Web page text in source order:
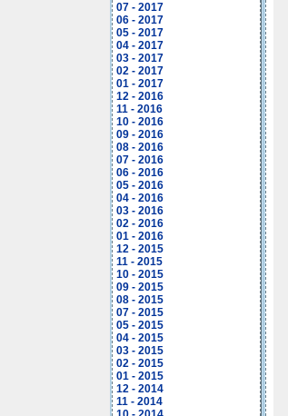
07 - 2017
06 - 2017
05 - 2017
04 - 2017
03 - 2017
02 - 2017
01 - 2017
12 - 2016
11 - 2016
10 - 2016
09 - 2016
08 - 2016
07 - 2016
06 - 2016
05 - 2016
04 - 2016
03 - 2016
02 - 2016
01 - 2016
12 - 2015
11 - 2015
10 - 2015
09 - 2015
08 - 2015
07 - 2015
05 - 2015
04 - 2015
03 - 2015
02 - 2015
01 - 2015
12 - 2014
11 - 2014